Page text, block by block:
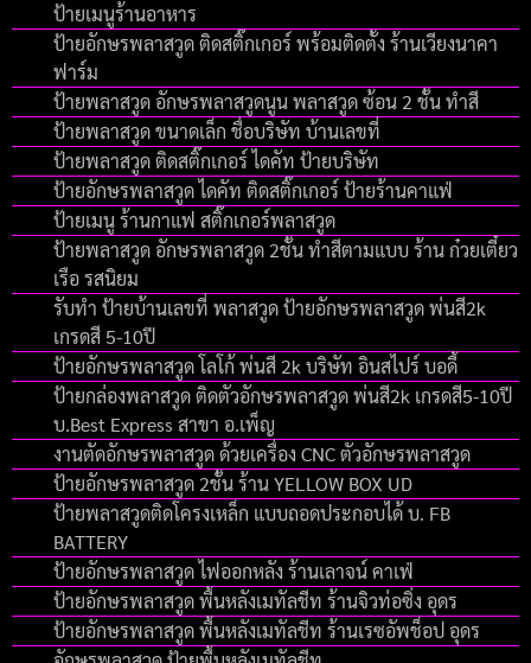
ป้ายเมนูร้านอาหาร
ป้ายอักษรพลาสวูด ติดสติ๊กเกอร์ พร้อมติดตั้ง ร้านเวียงนาคา
ฟาร์ม
ป้ายพลาสวูด อักษรพลาสวูดนูน พลาสวูด ซ้อน 2 ชั้น ทำสี
ป้ายพลาสวูด ขนาดเล็ก ชื่อบริษัท บ้านเลขที่
ป้ายพลาสวูด ติดสติ๊กเกอร์ ไดคัท ป้ายบริษัท
ป้ายอักษรพลาสวูด ไดคัท ติดสติ๊กเกอร์ ป้ายร้านคาแฟ่
ป้ายเมนู ร้านกาแฟ สติ๊กเกอร์พลาสวูด
ป้ายพลาสวูด อักษรพลาสวูด 2ชั้น ทำสีตามแบบ ร้าน ก๋วยเตี๋ยว
เรือ รสนิยม
รับทำ ป้ายบ้านเลขที่ พลาสวูด ป้ายอักษรพลาสวูด พ่นสี2k
เกรดสี 5-10ปี
ป้ายอักษรพลาสวูด โลโก้ พ่นสี 2k บริษัท อินสไปร์ บอดี้
ป้ายกล่องพลาสวูด ติดตัวอักษรพลาสวูด พ่นสี2k เกรดสี5-10ปี
บ.Best Express สาขา อ.เพ็ญ
งานตัดอักษรพลาสวูด ด้วยเครื่อง CNC ตัวอักษรพลาสวูด
ป้ายอักษรพลาสวูด 2ชั้น ร้าน YELLOW BOX UD
ป้ายพลาสวูดติดโครงเหล็ก แบบถอดประกอบได้ บ. FB
BATTERY
ป้ายอักษรพลาสวูด ไฟออกหลัง ร้านเลาจน์ คาเฟ่
ป้ายอักษรพลาสวูด พื้นหลังเมทัลชีท ร้านจิวท่อซิ่ง อุดร
ป้ายอักษรพลาสวูด พื้นหลังเมทัลชีท ร้านเรซอัพช็อป อุดร